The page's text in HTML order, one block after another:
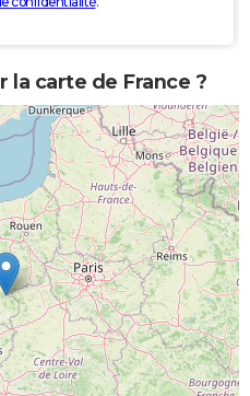
la carte de France ?